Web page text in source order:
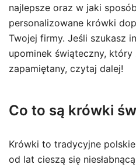
najlepsze oraz w jaki
personalizowane krówki
Twojej firmy. Jeśli szukasz
upominek świąteczny,
zapamiętany, czytaj dalej!
Co to są krówki
Krówki to tradycyjne
od lat cieszą się